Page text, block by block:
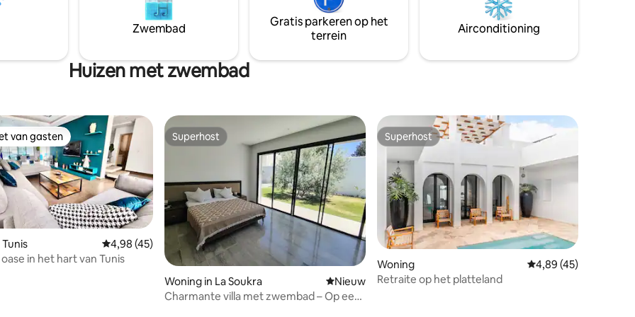
beveiligd gebied, dicht bij restaurants en
winkels, op 5 minuten afstand van het
strand.
die deze comfortabele accommodatie
voltooien voor een handig en zorgeloos
Zwembad
Gratis parkeren op het
terrein
Airconditioning
Huizen met zwembad
van 4,91 uit 5, 79 recensies
van gasten
van gasten
Gemiddelde beoordeling van 4,98 uit 5, 45 recensies
4,98 (45)
in het hart van Tunis
Superhost
Superhost
Woning in La Soukra Nieuwe accommodatie
Nieuw
Charmante villa met zwembad – Op een
Superhost
Superhost
Woning Gemiddelde
4,89 (45)
Retraite op het platteland